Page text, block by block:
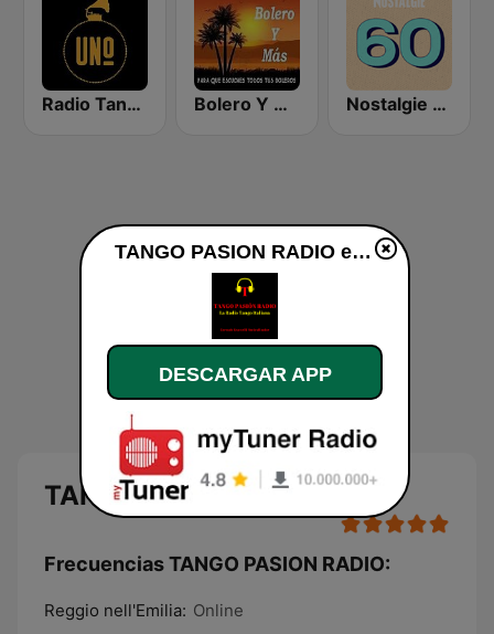
Radio Tango Uno Bolero Y Mas Nostalgie 60
TANGO PASION RADIO
Frecuencias TANGO PASION RADIO:
Reggio nell'Emilia: Online
TANGO PASION RADIO en vivo
DESCARGAR APP